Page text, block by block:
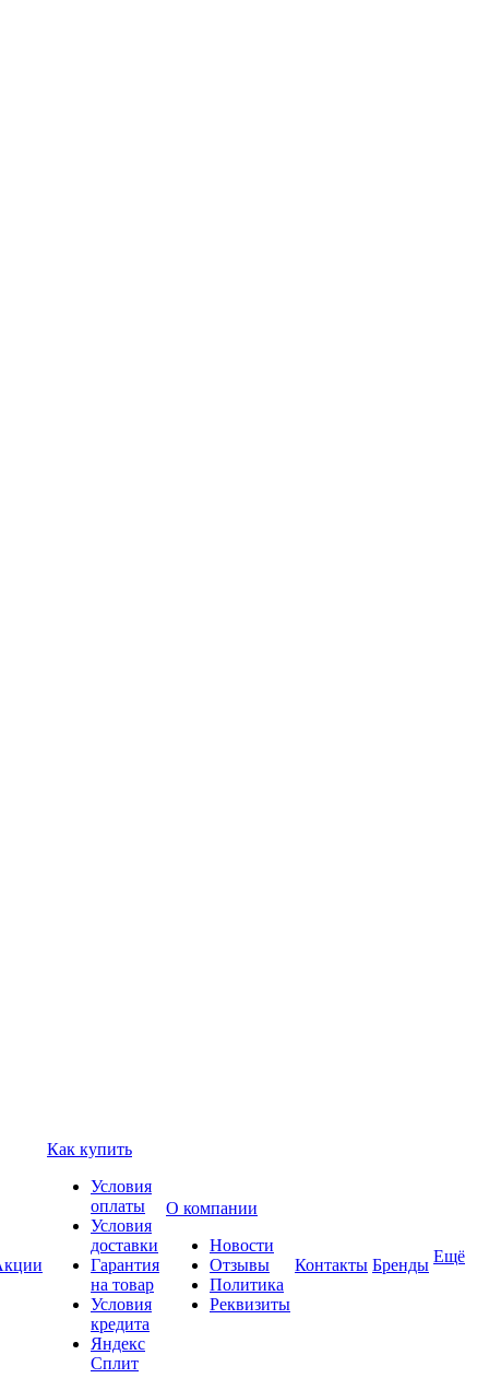
Как купить
Условия
оплаты
Условия
доставки
Гарантия
на товар
Условия
кредита
Яндекс
Сплит
О компании
Новости
Отзывы
Политика
Реквизиты
Контакты Бренды Ещё